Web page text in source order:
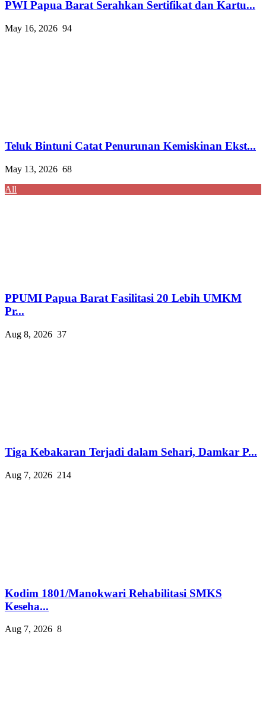
PWI Papua Barat Serahkan Sertifikat dan Kartu...
May 16, 2026 94
Teluk Bintuni Catat Penurunan Kemiskinan Ekst...
May 13, 2026 68
All
PPUMI Papua Barat Fasilitasi 20 Lebih UMKM
Pr...
Aug 8, 2026 37
Tiga Kebakaran Terjadi dalam Sehari, Damkar P...
Aug 7, 2026 214
Kodim 1801/Manokwari Rehabilitasi SMKS
Keseha...
Aug 7, 2026 8